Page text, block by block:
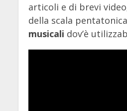
articoli e di brevi
della scala
musicali dov’è